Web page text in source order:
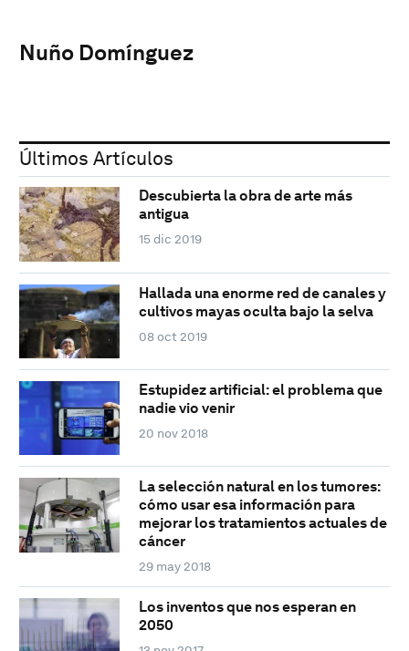
Nuño Domínguez
Últimos Artículos
Descubierta la obra de arte más
antigua
15 dic 2019
Hallada una enorme red de canales y
cultivos mayas oculta bajo la selva
08 oct 2019
Estupidez artificial: el problema que
nadie vio venir
20 nov 2018
La selección natural en los tumores:
cómo usar esa información para
mejorar los tratamientos actuales de
cáncer
29 may 2018
Los inventos que nos esperan en
2050